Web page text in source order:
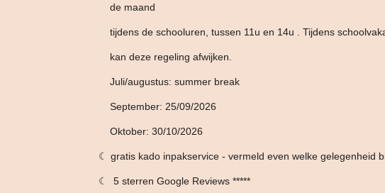
de maand
tijdens de schooluren, tussen 11u en 14u . Tijdens
kan deze regeling afwijken.
Juli/augustus: summer break
September: 25/09/2026
Oktober: 30/10/2026
☾ gratis kado inpakservice - vermeld even welke gelegenheid
☾ 5 sterren Google Reviews *****